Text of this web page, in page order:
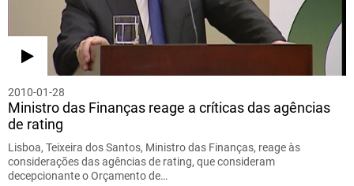
2010-01-28
Ministro das Finanças reage a críticas das agências
de rating
Lisboa, Teixeira dos Santos, Ministro das Finanças, reage às
considerações das agências de rating, que consideram
decepcionante o Orçamento de…